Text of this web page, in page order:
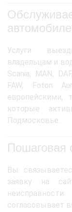
Услуги
владельцам и
Scania, MAN,
FAW, Foton
европейскими,
которые
Подмосковье.
Пошаговая
Вы
заявку на
согласовывает